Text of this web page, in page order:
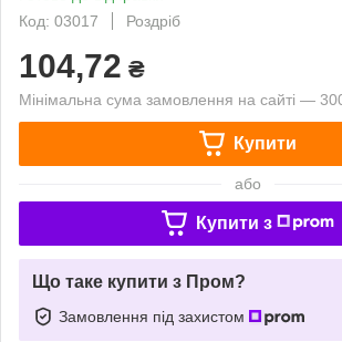
Код: 03017
Роздріб
104,72 ₴
Мінімальна сума замовлення на сайті —
Купити
або
Купити з
Що таке купити з Пром?
Замовлення під захистом